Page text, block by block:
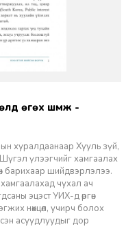
хуралдаанаар Хууль зүй,
үлээгчийг хамгаалах
барихаар шийдвэрлэлээ.
хамгаалахад чухал ач
эцэст УИХ-д өргөн
нөхцөл, учирч болох
асуудлуудыг дор